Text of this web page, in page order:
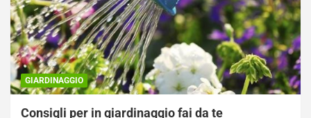
GIARDINAGGIO
Consigli per in giardinaggio fai da te